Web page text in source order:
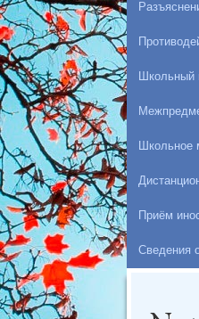
Школьный
Школьное
Приём
Сведения